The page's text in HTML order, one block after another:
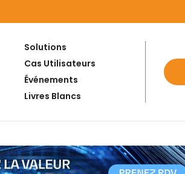
Solutions
Cas Utilisateurs
Événements
Livres Blancs